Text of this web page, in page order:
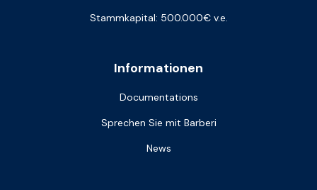
Informationen
Documentations
Sprechen Sie mit Barberi
News
Stammkapital: 500.000€ v.e.